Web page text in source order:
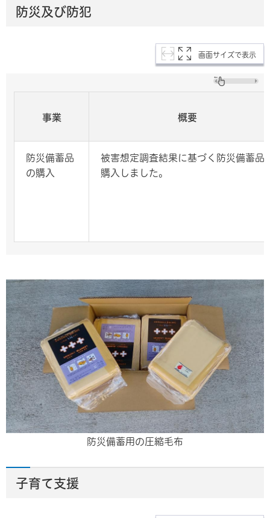
防災及び防犯
画面サイズで表示
事業 概要
防災備蓄品
の購入
被害想定調査結果に基づく防災備蓄品
購入しました。
防災備蓄用の圧縮毛布
子育て支援